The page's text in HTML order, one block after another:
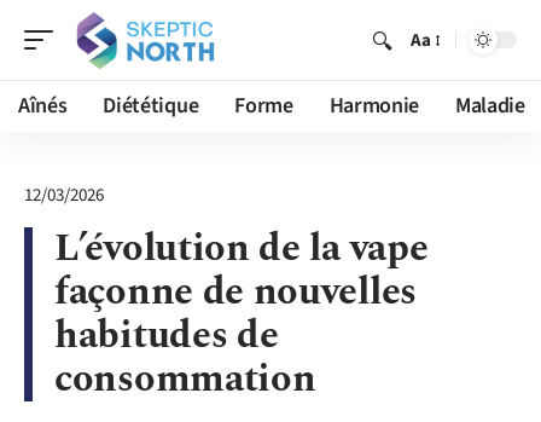
Aa
Aînés Diététique Forme Harmonie Maladie
12/03/2026
L’évolution de la vape
façonne de nouvelles
habitudes de
consommation